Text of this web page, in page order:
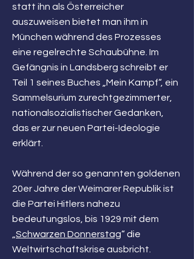
statt ihn als Österreicher
auszuweisen bietet man ihm in
München während des Prozesses
eine regelrechte Schaubühne. Im
Gefängnis in Landsberg schreibt er
Teil 1 seines Buches „Mein Kampf“, ein
Sammelsurium zurechtgezimmerter,
nationalsozialistischer Gedanken,
das er zur neuen Partei-Ideologie
erklärt.
Während der so genannten goldenen
20er Jahre der Weimarer Republik ist
die Partei Hitlers nahezu
bedeutungslos, bis 1929 mit dem
Schwarzen Donnerstag“ die
Weltwirtschaftskrise ausbricht.